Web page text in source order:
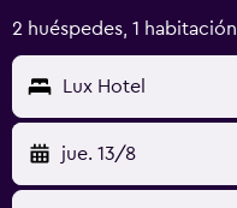
2 huéspedes, 1 habitación
Lux Hotel
jue. 13/8